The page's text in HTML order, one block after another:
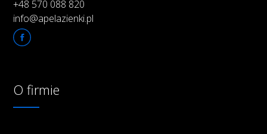
+48 570 088 820
info@apelazienki.pl
O firmie